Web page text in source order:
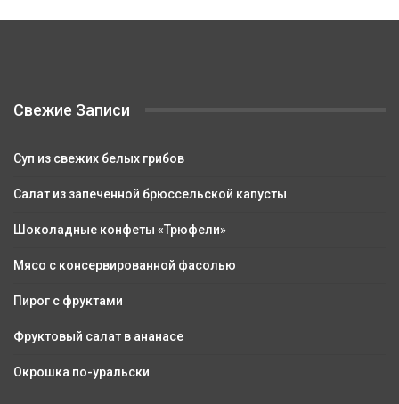
Свежие Записи
Суп из свежих белых грибов
Салат из запеченной брюссельской капусты
Шоколадные конфеты «Трюфели»
Мясо с консервированной фасолью
Пирог с фруктами
Фруктовый салат в ананасе
Окрошка по-уральски